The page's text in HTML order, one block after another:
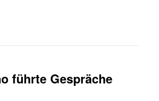
führte Gespräche